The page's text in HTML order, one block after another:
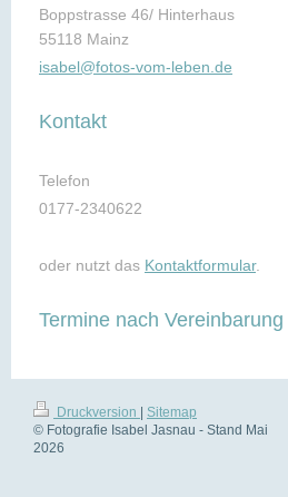
Boppstrasse 46/ Hinterhaus
55118 Mainz
isabel@fotos-vom-leben.de
Kontakt
Telefon
0177-2340622
oder nutzt das Kontaktformular.
Termine nach Vereinbarung
Druckversion
Sitemap
© Fotografie Isabel Jasnau - Stand Mai
2026